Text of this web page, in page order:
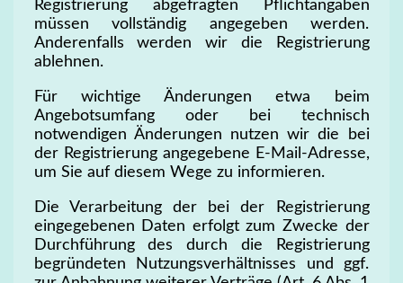
Registrierung abgefragten Pflichtangaben
müssen vollständig angegeben werden.
Anderenfalls werden wir die Registrierung
ablehnen.
Für wichtige Änderungen etwa beim
Angebotsumfang oder bei technisch
notwendigen Änderungen nutzen wir die bei
der Registrierung angegebene E-Mail-Adresse,
um Sie auf diesem Wege zu informieren.
Die Verarbeitung der bei der Registrierung
eingegebenen Daten erfolgt zum Zwecke der
Durchführung des durch die Registrierung
begründeten Nutzungsverhältnisses und ggf.